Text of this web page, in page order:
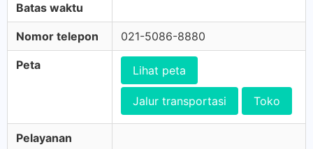
Batas waktu
Nomor telepon 021-5086-8880
Peta Lihat peta
Jalur transportasi Toko
Pelayanan